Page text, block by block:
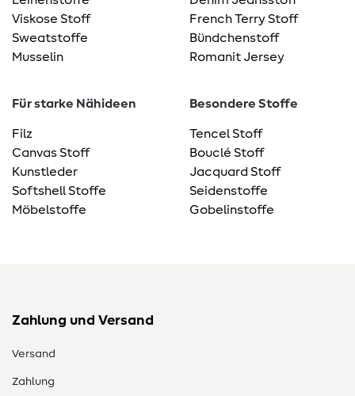
Viskose Stoff
Sweatstoffe
Musselin
French Terry Stoff
Bündchenstoff
Romanit Jersey
Für starke Nähideen
Filz
Canvas Stoff
Kunstleder
Softshell Stoffe
Möbelstoffe
Besondere Stoffe
Tencel Stoff
Bouclé Stoff
Jacquard Stoff
Seidenstoffe
Gobelinstoffe
Zahlung und Versand
Versand
Zahlung